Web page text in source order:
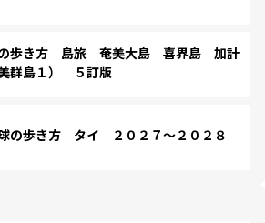
歩き方 島旅 奄美大島 喜界島 加計
群島１） ５訂版
の歩き方 タイ ２０２７～２０２８